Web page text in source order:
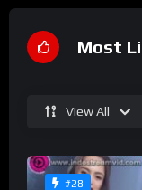
Most
View All
#28